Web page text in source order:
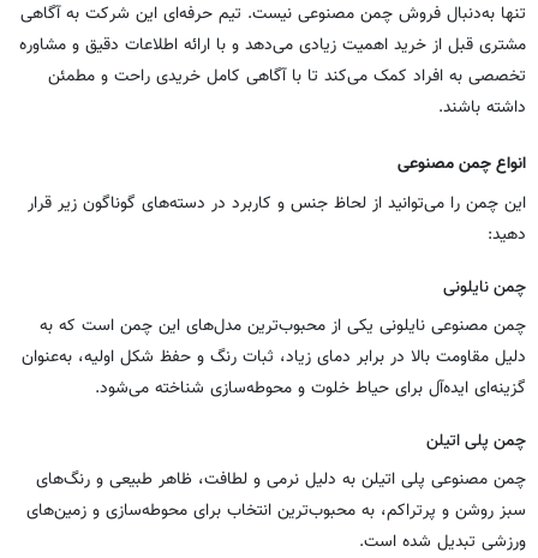
تنها به‌دنبال فروش چمن مصنوعی نیست. تیم حرفه‌ای این شرکت به آگاهی
مشتری قبل از خرید اهمیت زیادی می‌دهد و با ارائه اطلاعات دقیق و مشاوره
تخصصی به افراد کمک می‌کند تا با آگاهی کامل خریدی راحت و مطمئن
داشته باشند.
انواع چمن مصنوعی
این چمن را می‌توانید از لحاظ جنس و کاربرد در دسته‌های گوناگون زیر قرار
دهید:
چمن نایلونی
چمن مصنوعی نایلونی یکی از محبوب‌ترین مدل‌های این چمن است که به
دلیل مقاومت بالا در برابر دمای زیاد، ثبات رنگ و حفظ شکل اولیه، به‌عنوان
گزینه‌ای ایده‌آل برای حیاط خلوت و محوطه‌سازی شناخته می‌شود.
چمن پلی اتیلن
چمن مصنوعی پلی اتیلن به دلیل نرمی و لطافت، ظاهر طبیعی و رنگ‌های
سبز روشن و پرتراکم، به محبوب‌ترین انتخاب برای محوطه‌سازی و زمین‌های
ورزشی تبدیل شده است.